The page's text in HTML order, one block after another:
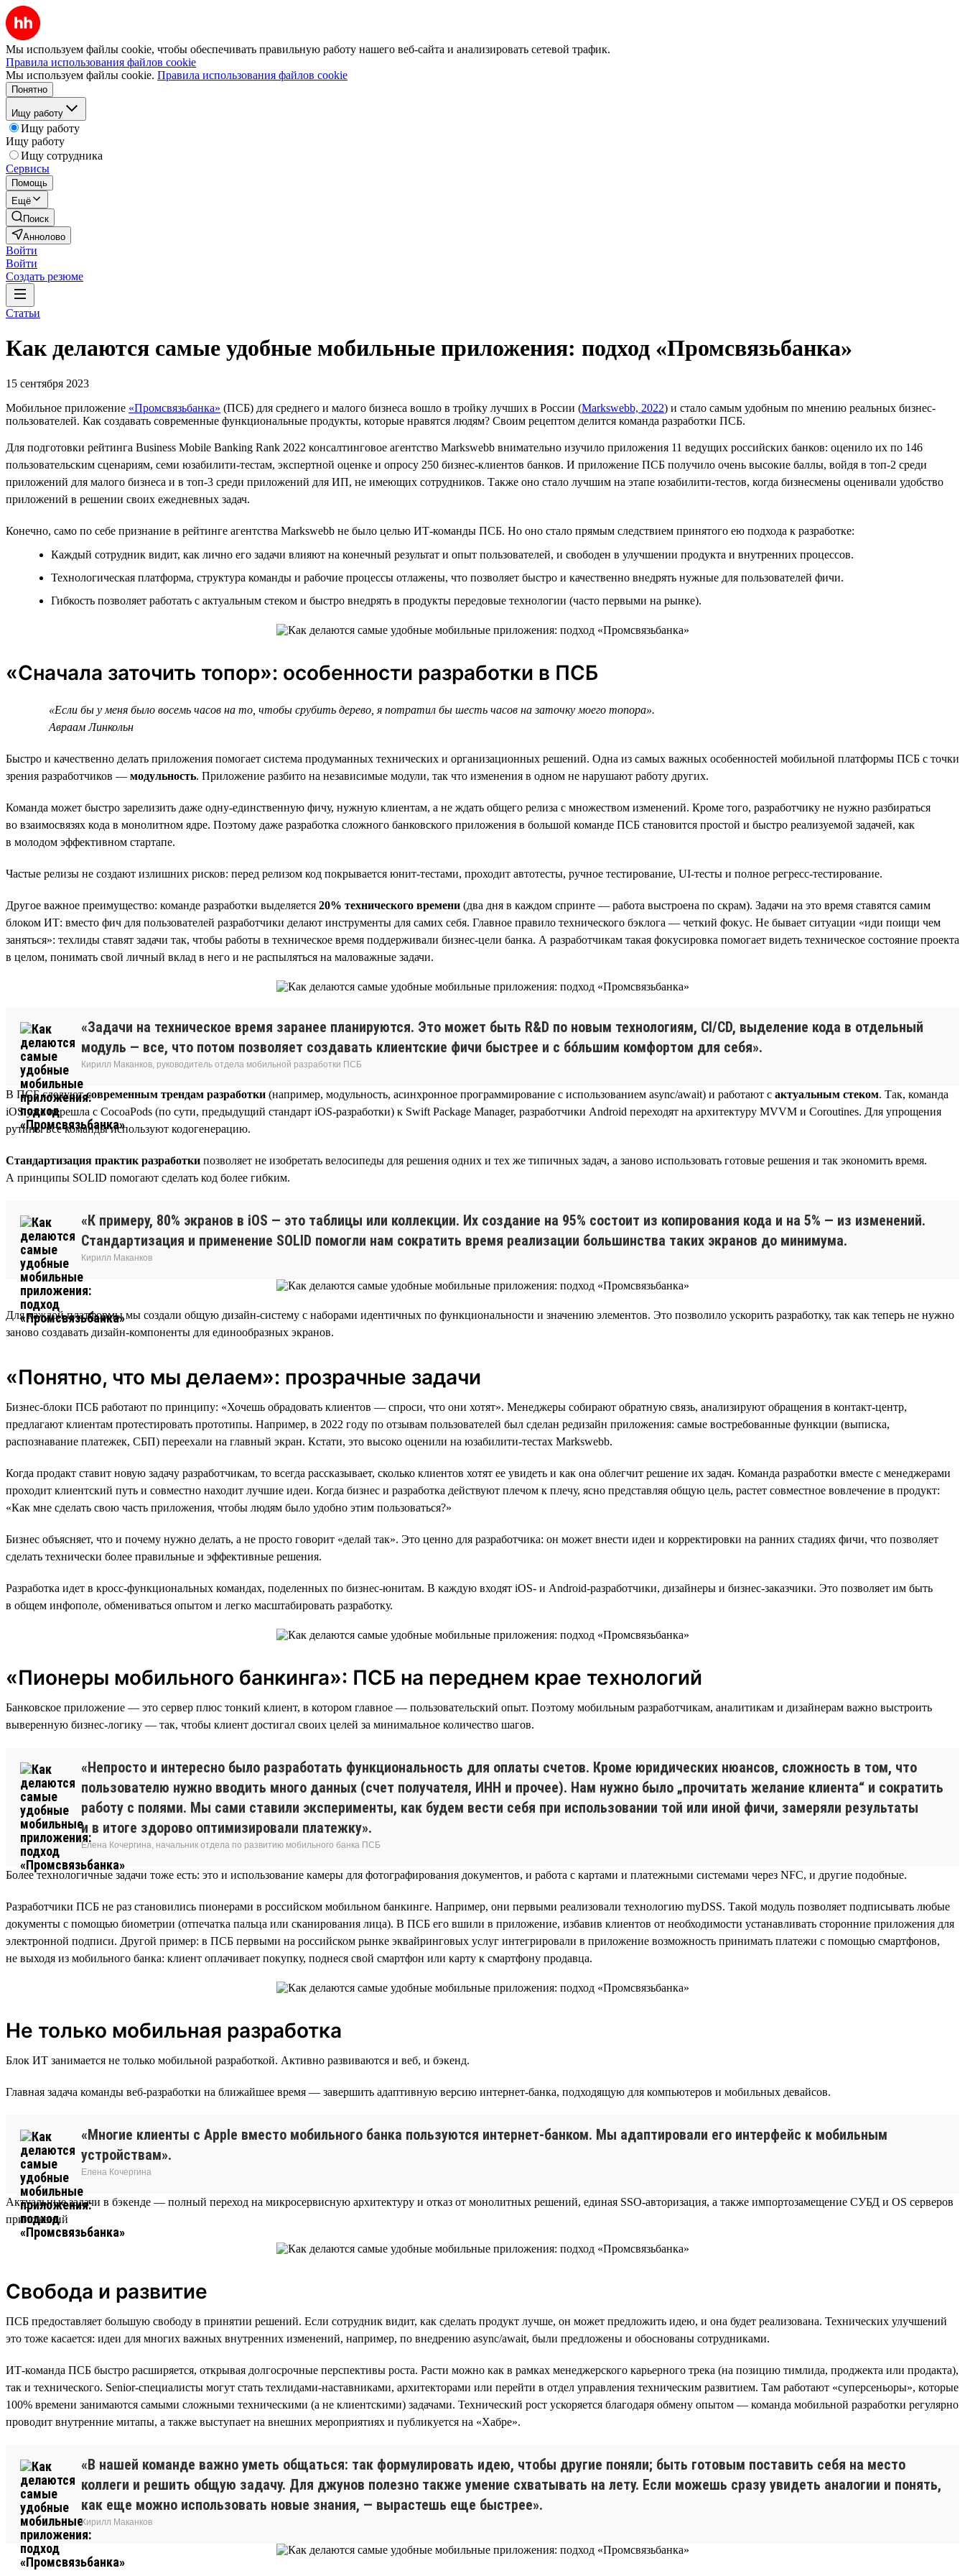
Мы используем файлы cookie, чтобы обеспечивать правильную работу нашего веб-сайта и анализировать сетевой трафик.
Правила использования файлов cookie
Мы используем файлы cookie. Правила использования файлов cookie
Понятно
Ищу работу
Ищу работу
Ищу работу
Ищу сотрудника
Сервисы
Помощь
Ещё
Поиск
Аннолово
Войти
Войти
Создать резюме
Статьи
Как делаются самые удобные мобильные приложения: подход «Промсвязьбанка»
15 сентября 2023
Мобильное приложение «Промсвязьбанка» (ПСБ) для среднего и малого бизнеса вошло в тройку лучших в России (Markswebb, 2022) и стало самым удобным по мнению реальных бизнес-
пользователей. Как создавать современные функциональные продукты, которые нравятся людям? Своим рецептом делится команда разработки ПСБ.
Для подготовки рейтинга Business Mobile Banking Rank 2022 консалтинговое агентство Markswebb внимательно изучило приложения 11 ведущих российских банков: оценило их по 146
пользовательским сценариям, семи юзабилити-тестам, экспертной оценке и опросу 250 бизнес-клиентов банков. И приложение ПСБ получило очень высокие баллы, войдя в топ-2 среди
приложений для малого бизнеса и в топ-3 среди приложений для ИП, не имеющих сотрудников. Также оно стало лучшим на этапе юзабилити-тестов, когда бизнесмены оценивали удобство
приложений в решении своих ежедневных задач.
Конечно, само по себе признание в рейтинге агентства Markswebb не было целью ИТ-команды ПСБ. Но оно стало прямым следствием принятого ею подхода к разработке:
Каждый сотрудник видит, как лично его задачи влияют на конечный результат и опыт пользователей, и свободен в улучшении продукта и внутренних процессов.
Технологическая платформа, структура команды и рабочие процессы отлажены, что позволяет быстро и качественно внедрять нужные для пользователей фичи.
Гибкость позволяет работать с актуальным стеком и быстро внедрять в продукты передовые технологии (часто первыми на рынке).
«Сначала заточить топор»: особенности разработки в ПСБ
«Если бы у меня было восемь часов на то, чтобы срубить дерево, я потратил бы шесть часов на заточку моего топора».
Авраам Линкольн
Быстро и качественно делать приложения помогает система продуманных технических и организационных решений. Одна из самых важных особенностей мобильной платформы ПСБ с точки
зрения разработчиков — модульность. Приложение разбито на независимые модули, так что изменения в одном не нарушают работу других.
Команда может быстро зарелизить даже одну-единственную фичу, нужную клиентам, а не ждать общего релиза с множеством изменений. Кроме того, разработчику не нужно разбираться
во взаимосвязях кода в монолитном ядре. Поэтому даже разработка сложного банковского приложения в большой команде ПСБ становится простой и быстро реализуемой задачей, как
в молодом эффективном стартапе.
Частые релизы не создают излишних рисков: перед релизом код покрывается юнит-тестами, проходит автотесты, ручное тестирование, UI-тесты и полное регресс-тестирование.
Другое важное преимущество: команде разработки выделяется 20% технического времени (два дня в каждом спринте — работа выстроена по скрам). Задачи на это время ставятся самим
блоком ИТ: вместо фич для пользователей разработчики делают инструменты для самих себя. Главное правило технического бэклога — четкий фокус. Не бывает ситуации «иди поищи чем
заняться»: техлиды ставят задачи так, чтобы работы в техническое время поддерживали бизнес-цели банка. А разработчикам такая фокусировка помогает видеть техническое состояние проекта
в целом, понимать свой личный вклад в него и не распыляться на маловажные задачи.
«Задачи на техническое время заранее планируются. Это может быть R&D по новым технологиям, CI/CD, выделение кода в отдельный
модуль — все, что потом позволяет создавать клиентские фичи быстрее и с бóльшим комфортом для себя».
Кирилл Маканков, руководитель отдела мобильной разработки ПСБ
В ПСБ следуютсовременным трендам разработки (например, модульность, асинхронное программирование с использованием async/await) и работают с актуальным стеком. Так, команда
iOS уже перешла с CocoaPods (по сути, предыдущий стандарт iOS-разработки) к Swift Package Manager, разработчики Android переходят на архитектуру MVVM и Coroutines. Для упрощения
рутины все команды используют кодогенерацию.
Стандартизация практик разработки позволяет не изобретать велосипеды для решения одних и тех же типичных задач, а заново использовать готовые решения и так экономить время.
А принципы SOLID помогают сделать код более гибким.
«К примеру, 80% экранов в iOS — это таблицы или коллекции. Их создание на 95% состоит из копирования кода и на 5% — из изменений.
Стандартизация и применение SOLID помогли нам сократить время реализации большинства таких экранов до минимума.
Кирилл Маканков
Для каждой платформы мы создали общую дизайн-систему с наборами идентичных по функциональности и значению элементов. Это позволило ускорить разработку, так как теперь не нужно
заново создавать дизайн-компоненты для единообразных экранов.
«Понятно, что мы делаем»: прозрачные задачи
Бизнес-блоки ПСБ работают по принципу: «Хочешь обрадовать клиентов — спроси, что они хотят». Менеджеры собирают обратную связь, анализируют обращения в контакт-центр,
предлагают клиентам протестировать прототипы. Например, в 2022 году по отзывам пользователей был сделан редизайн приложения: самые востребованные функции (выписка,
распознавание платежек, СБП) переехали на главный экран. Кстати, это высоко оценили на юзабилити-тестах Markswebb.
Когда продакт ставит новую задачу разработчикам, то всегда рассказывает, сколько клиентов хотят ее увидеть и как она облегчит решение их задач. Команда разработки вместе с менеджерами
проходит клиентский путь и совместно находит лучшие идеи. Когда бизнес и разработка действуют плечом к плечу, ясно представляя общую цель, растет совместное вовлечение в продукт:
«Как мне сделать свою часть приложения, чтобы людям было удобно этим пользоваться?»
Бизнес объясняет, что и почему нужно делать, а не просто говорит «делай так». Это ценно для разработчика: он может внести идеи и корректировки на ранних стадиях фичи, что позволяет
сделать технически более правильные и эффективные решения.
Разработка идет в кросс-функциональных командах, поделенных по бизнес-юнитам. В каждую входят iOS- и Android-разработчики, дизайнеры и бизнес-заказчики. Это позволяет им быть
в общем инфополе, обмениваться опытом и легко масштабировать разработку.
«Пионеры мобильного банкинга»: ПСБ на переднем крае технологий
Банковское приложение — это сервер плюс тонкий клиент, в котором главное — пользовательский опыт. Поэтому мобильным разработчикам, аналитикам и дизайнерам важно выстроить
выверенную бизнес-логику — так, чтобы клиент достигал своих целей за минимальное количество шагов.
«Непросто и интересно было разработать функциональность для оплаты счетов. Кроме юридических нюансов, сложность в том, что
пользователю нужно вводить много данных (счет получателя, ИНН и прочее). Нам нужно было „прочитать желание клиента“ и сократить
работу с полями. Мы сами ставили эксперименты, как будем вести себя при использовании той или иной фичи, замеряли результаты
и в итоге здорово оптимизировали платежку».
Елена Кочергина, начальник отдела по развитию мобильного банка ПСБ
Более технологичные задачи тоже есть: это и использование камеры для фотографирования документов, и работа с картами и платежными системами через NFC, и другие подобные.
Разработчики ПСБ не раз становились пионерами в российском мобильном банкинге. Например, они первыми реализовали технологию myDSS. Такой модуль позволяет подписывать любые
документы с помощью биометрии (отпечатка пальца или сканирования лица). В ПСБ его вшили в приложение, избавив клиентов от необходимости устанавливать сторонние приложения для
электронной подписи. Другой пример: в ПСБ первыми на российском рынке эквайринговых услуг интегрировали в приложение возможность принимать платежи с помощью смартфонов,
не выходя из мобильного банка: клиент оплачивает покупку, поднеся свой смартфон или карту к смартфону продавца.
Не только мобильная разработка
Блок ИТ занимается не только мобильной разработкой. Активно развиваются и веб, и бэкенд.
Главная задача команды веб-разработки на ближайшее время — завершить адаптивную версию интернет-банка, подходящую для компьютеров и мобильных девайсов.
«Многие клиенты с Apple вместо мобильного банка пользуются интернет-банком. Мы адаптировали его интерфейс к мобильным
устройствам».
Елена Кочергина
Актуальные задачи в бэкенде — полный переход на микросервисную архитектуру и отказ от монолитных решений, единая SSO-авторизация, а также импортозамещение СУБД и OS серверов
приложений
Свобода и развитие
ПСБ предоставляет большую свободу в принятии решений. Если сотрудник видит, как сделать продукт лучше, он может предложить идею, и она будет реализована. Технических улучшений
это тоже касается: идеи для многих важных внутренних изменений, например, по внедрению async/await, были предложены и обоснованы сотрудниками.
ИТ-команда ПСБ быстро расширяется, открывая долгосрочные перспективы роста. Расти можно как в рамках менеджерского карьерного трека (на позицию тимлида, проджекта или продакта),
так и технического. Senior-специалисты могут стать техлидами-наставниками, архитекторами или перейти в отдел управления техническим развитием. Там работают «суперсеньоры», которые
100% времени занимаются самыми сложными техническими (а не клиентскими) задачами. Технический рост ускоряется благодаря обмену опытом — команда мобильной разработки регулярно
проводит внутренние митапы, а также выступает на внешних мероприятиях и публикуется на «Хабре».
«В нашей команде важно уметь общаться: так формулировать идею, чтобы другие поняли; быть готовым поставить себя на место
коллеги и решить общую задачу. Для джунов полезно также умение схватывать на лету. Если можешь сразу увидеть аналогии и понять,
как еще можно использовать новые знания, — вырастешь еще быстрее».
Кирилл Маканков